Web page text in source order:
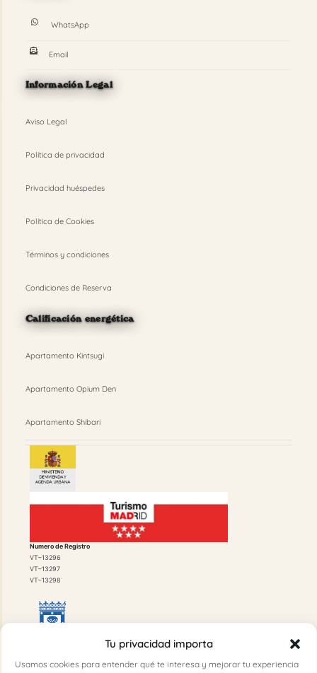
Tu privacidad importa
Usamos cookies para entender qué te interesa y mejorar tu experiencia
WhatsApp
Email
Información Legal
Aviso Legal
Política de privacidad
Privacidad huéspedes
Política de Cookies
Términos y condiciones
Condiciones de Reserva
Calificación energética
Apartamento Kintsugi
Apartamento Opium Den
Apartamento Shibari
Numero de Registro
VT–13296
VT–13297
VT–13298
Licencia de Funcionamiento
20210236297 500/2021/01384